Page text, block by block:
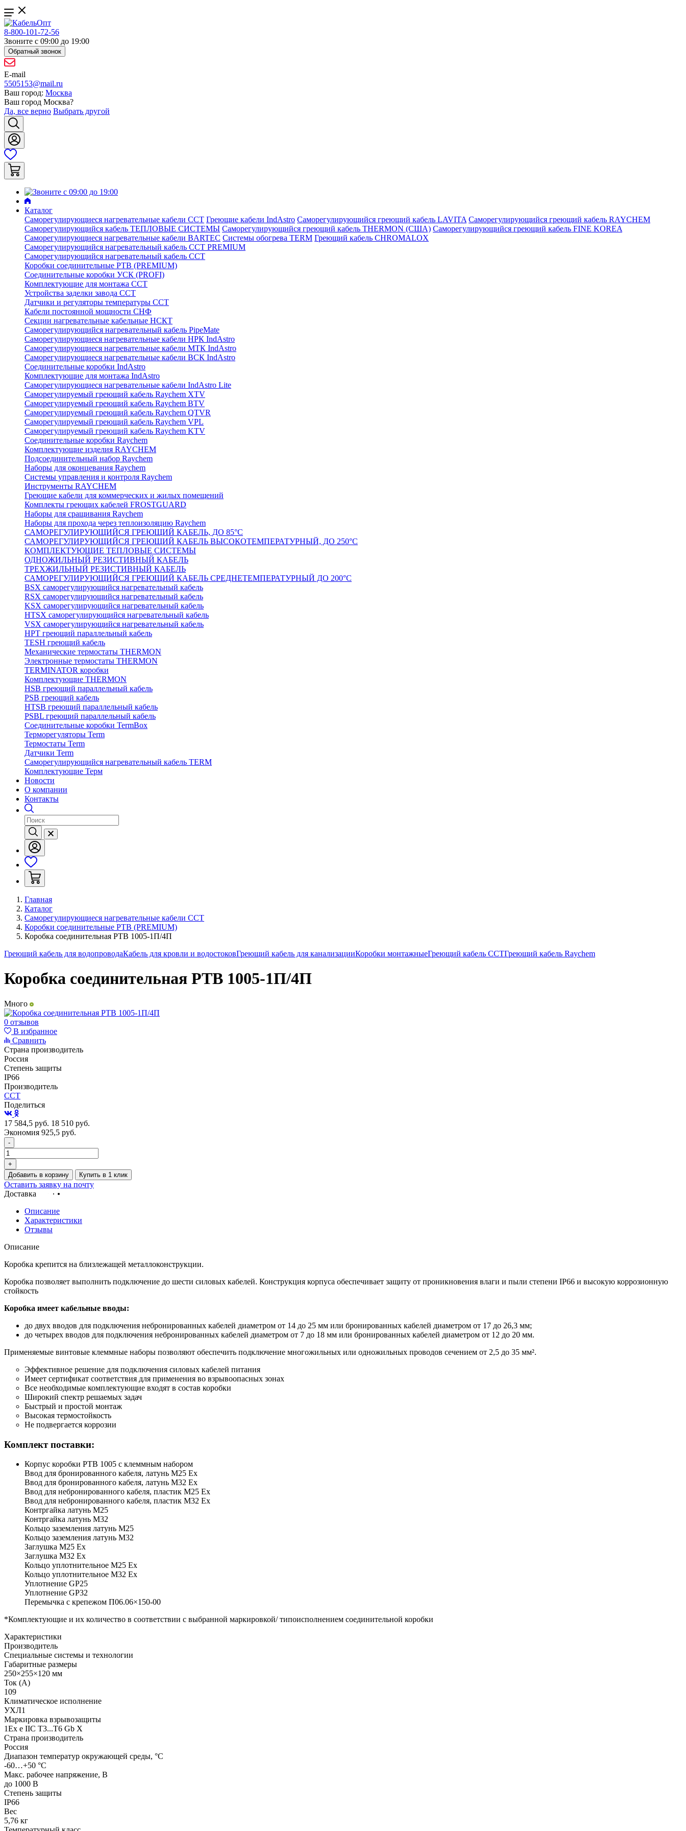
8-800-101-72-56
Звоните с 09:00 до 19:00
Обратный звонок
E-mail
5505153@mail.ru
Ваш город: Москва
Ваш город Москва?
Да, все верно Выбрать другой
Каталог
Саморегулирующиеся нагревательные кабели ССТ Греющие кабели IndAstro Саморегулирующийся греющий кабель LAVITA Саморегулирующийся греющий кабель RAYCHEM
Саморегулирующийся кабель ТЕПЛОВЫЕ СИСТЕМЫ Саморегулирующийся греющий кабель THERMON (США) Саморегулирующийся греющий кабель FINE KOREA
Саморегулирующиеся нагревательные кабели BARTEC Системы обогрева TERM Греющий кабель CHROMALOX
Саморегулирующийся нагревательный кабель ССТ PREMIUM
Саморегулирующийся нагревательный кабель ССТ
Коробки соединительные РТВ (PREMIUM)
Соединительные коробки УСК (PROFI)
Комплектующие для монтажа ССТ
Устройства заделки завода ССТ
Датчики и регуляторы температуры ССТ
Кабели постоянной мощности СНФ
Секции нагревательные кабельные НСКТ
Саморегулирующийся нагревательный кабель PipeMate
Саморегулирующиеся нагревательные кабели НРК IndAstro
Саморегулирующиеся нагревательные кабели МТК IndAstro
Саморегулирующиеся нагревательные кабели ВСК IndAstro
Соединительные коробки IndAstro
Комплектующие для монтажа IndAstro
Саморегулирующиеся нагревательные кабели IndAstro Lite
Саморегулируемый греющий кабель Raychem XTV
Саморегулируемый греющий кабель Raychem BTV
Саморегулируемый греющий кабель Raychem QTVR
Саморегулируемый греющий кабель Raychem VPL
Саморегулируемый греющий кабель Raychem KTV
Соединительные коробки Raychem
Комплектующие изделия RAYCHEM
Подсоединительный набор Raychem
Наборы для оконцевания Raychem
Системы управления и контроля Raychem
Инструменты RAYCHEM
Греющие кабели для коммерческих и жилых помещений
Комплекты греющих кабелей FROSTGUARD
Наборы для сращивания Raychem
Наборы для прохода через теплоизоляцию Raychem
САМОРЕГУЛИРУЮЩИЙСЯ ГРЕЮЩИЙ КАБЕЛЬ, ДО 85°С
САМОРЕГУЛИРУЮЩИЙСЯ ГРЕЮЩИЙ КАБЕЛЬ ВЫСОКОТЕМПЕРАТУРНЫЙ, ДО 250°С
КОМПЛЕКТУЮЩИЕ ТЕПЛОВЫЕ СИСТЕМЫ
ОДНОЖИЛЬНЫЙ РЕЗИСТИВНЫЙ КАБЕЛЬ
ТРЕХЖИЛЬНЫЙ РЕЗИСТИВНЫЙ КАБЕЛЬ
САМОРЕГУЛИРУЮЩИЙСЯ ГРЕЮЩИЙ КАБЕЛЬ СРЕДНЕТЕМПЕРАТУРНЫЙ ДО 200°С
BSX саморегулирующийся нагревательный кабель
RSX саморегулирующийся нагревательный кабель
KSX саморегулирующийся нагревательный кабель
HTSX саморегулирующийся нагревательный кабель
VSX саморегулирующийся нагревательный кабель
НРТ греющий параллельный кабель
TESH греющий кабель
Механические термостаты THERMON
Электронные термостаты THERMON
TERMINATOR коробки
Комплектующие THERMON
HSB греющий параллельный кабель
PSB греющий кабель
HTSB греющий параллельный кабель
PSBL греющий параллельный кабель
Соединительные коробки TermBox
Терморегуляторы Term
Термостаты Term
Датчики Term
Саморегулирующийся нагревательный кабель TERM
Комплектующие Терм
Новости
О компании
Контакты
Главная
Каталог
Саморегулирующиеся нагревательные кабели ССТ
Коробки соединительные РТВ (PREMIUM)
Коробка соединительная РТВ 1005-1П/4П
Греющий кабель для водопроводаКабель для кровли и водостоковГреющий кабель для канализацииКоробки монтажныеГреющий кабель ССТГреющий кабель Raychem
Коробка соединительная РТВ 1005-1П/4П
Много
0 отзывов
В избранное
Сравнить
Страна производитель
Россия
Степень защиты
IP66
Производитель
ССТ
Поделиться
17 584,5 руб. 18 510 руб.
Экономия 925,5 руб.
-
+
Добавить в корзину
Купить в 1 клик
Оставить заявку на почту
Доставка
Описание
Характеристики
Отзывы
Описание
Коробка крепится на близлежащей металлоконструкции.
Коробка позволяет выполнить подключение до шести силовых кабелей. Конструкция корпуса обеспечивает защиту от проникновения влаги и пыли степени IP66 и высокую коррозионную
стойкость
Коробка имеет кабельные вводы:
до двух вводов для подключения небронированных кабелей диаметром от 14 до 25 мм или бронированных кабелей диаметром от 17 до 26,3 мм;
до четырех вводов для подключения небронированных кабелей диаметром от 7 до 18 мм или бронированных кабелей диаметром от 12 до 20 мм.
Применяемые винтовые клеммные наборы позволяют обеспечить подключение многожильных или одножильных проводов сечением от 2,5 до 35 мм².
Эффективное решение для подключения силовых кабелей питания
Имеет сертификат соответствия для применения во взрывоопасных зонах
Все необходимые комплектующие входят в состав коробки
Широкий спектр решаемых задач
Быстрый и простой монтаж
Высокая термостойкость
Не подвергается коррозии
Комплект поставки:
Корпус коробки РТВ 1005 с клеммным набором
Ввод для бронированного кабеля, латунь М25 Ех
Ввод для бронированного кабеля, латунь М32 Ех
Ввод для небронированного кабеля, пластик М25 Ех
Ввод для небронированного кабеля, пластик М32 Ех
Контргайка латунь М25
Контргайка латунь М32
Кольцо заземления латунь М25
Кольцо заземления латунь М32
Заглушка М25 Ex
Заглушка М32 Ex
Кольцо уплотнительное М25 Ex
Кольцо уплотнительное М32 Ex
Уплотнение GP25
Уплотнение GP32
Перемычка с крепежом П06.06×150-00
*Комплектующие и их количество в соответствии с выбранной маркировкой/ типоисполнением соединительной коробки
Характеристики
Производитель
Специальные системы и технологии
Габаритные размеры
250×255×120 мм
Ток (А)
109
Климатическое исполнение
УХЛ1
Маркировка взрывозащиты
1Ex e IIC T3...T6 Gb X
Страна производитель
Россия
Диапазон температур окружающей среды, °С
-60…+50 °С
Макс. рабочее напряжение, В
до 1000 В
Степень защиты
IP66
Вес
5,76 кг